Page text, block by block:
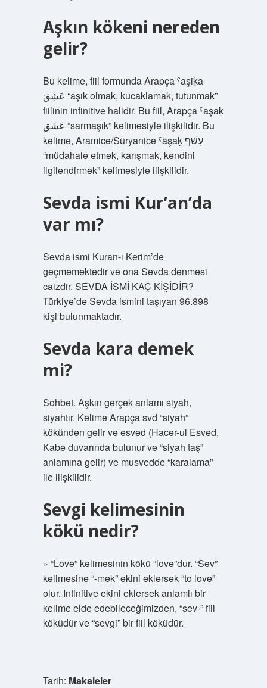
Aşkın kökeni nereden
gelir?
Bu kelime, fiil formunda Arapça ˁaşiḳa
عَشِقَ “aşık olmak, kucaklamak, tutunmak”
fiilinin infinitive halidir. Bu fiil, Arapça ˁaşaḳ
عَشَق “sarmaşık” kelimesiyle ilişkilidir. Bu
kelime, Aramice/Süryanice ˁāşaḳ עָשַׁף
“müdahale etmek, karışmak, kendini
ilgilendirmek” kelimesiyle ilişkilidir.
Sevda ismi Kur’an’da
var mı?
Sevda ismi Kuran-ı Kerim’de
geçmemektedir ve ona Sevda denmesi
caizdir. SEVDA İSMİ KAÇ KİŞİDİR?
Türkiye’de Sevda ismini taşıyan 96.898
kişi bulunmaktadır.
Sevda kara demek
mi?
Sohbet. Aşkın gerçek anlamı siyah,
siyahtır. Kelime Arapça svd “siyah”
kökünden gelir ve esved (Hacer-ul Esved,
Kabe duvarında bulunur ve “siyah taş”
anlamına gelir) ve musvedde “karalama”
ile ilişkilidir.
Sevgi kelimesinin
kökü nedir?
» “Love” kelimesinin kökü “love”dur. “Sev”
kelimesine “-mek” ekini eklersek “to love”
olur. Infinitive ekini eklersek anlamlı bir
kelime elde edebileceğimizden, “sev-” fiil
köküdür ve “sevgi” bir fiil köküdür.
Tarih: Makaleler